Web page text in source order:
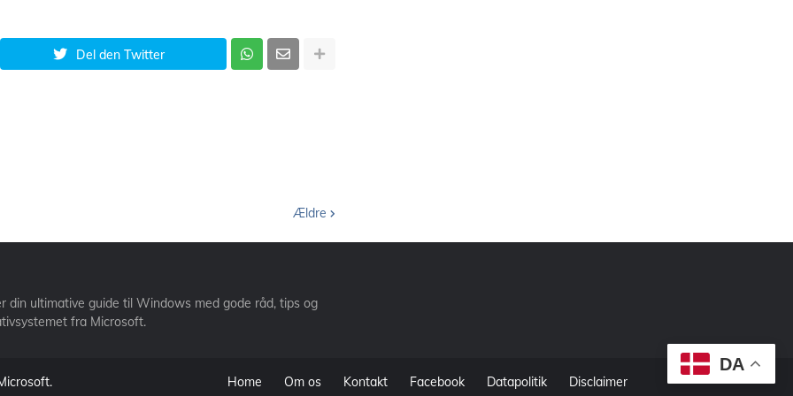
Del den Twitter
Ældre
DA
din ultimative guide til Windows med gode råd, tips og
fra Microsoft.
Home Om os Kontakt Facebook Datapolitik Disclaimer